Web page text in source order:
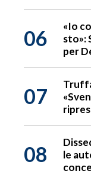
06
«Io
sto»:
per
07
08
le